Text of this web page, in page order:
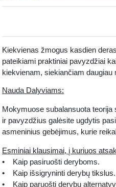
Kiekvienas žmogus kasdien
pateikiami praktiniai pavyzdžiai
kiekvienam, siekiančiam daugiau
Nauda Dalyviams:
Mokymuose subalansuota
ir pavyzdžius galėsite ugdytis
asmeninius gebėjimus, kurie
Esminiai klausimai, į kuriuos
• Kaip pasiruošti deryboms.
• Kaip išsigryninti derybų tikslus.
• Kaip paruošti derybų